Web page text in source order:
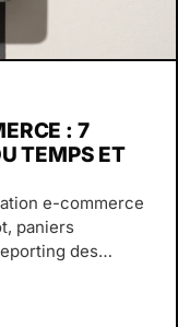
: 7
TEMPS ET
e-commerce
paniers
des